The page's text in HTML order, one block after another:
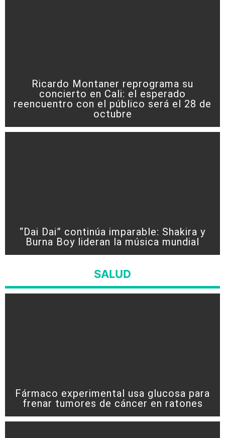
Ricardo Montaner reprograma su
concierto en Cali: el esperado
reencuentro con el público será el 28 de
octubre
“Dai Dai” continúa imparable: Shakira y
Burna Boy lideran la música mundial
SALUD
Fármaco experimental usa glucosa para
frenar tumores de cáncer en ratones